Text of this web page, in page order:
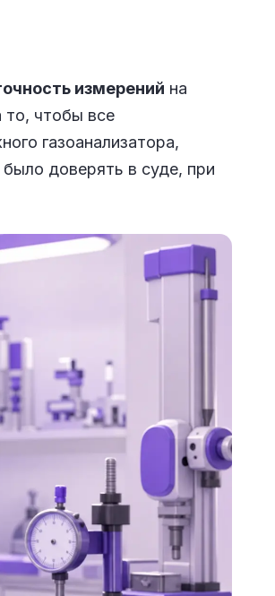
измерений на
то, чтобы все
газоанализатора,
доверять в суде, при